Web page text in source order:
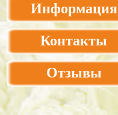
Информация
Контакты
Отзывы